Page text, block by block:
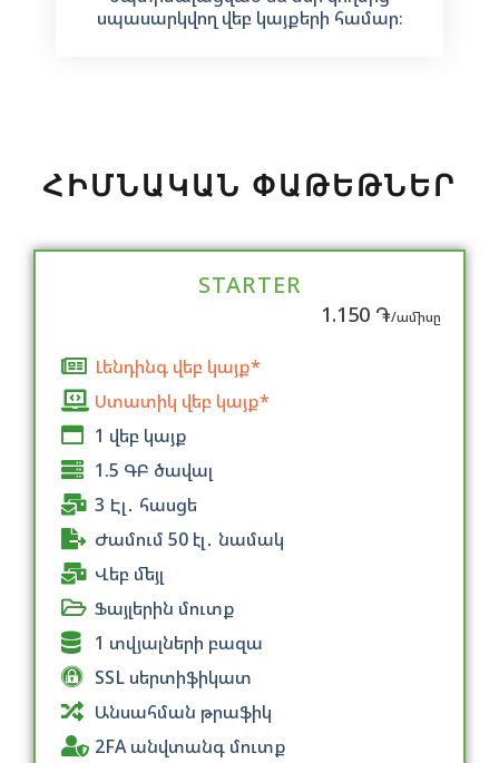
սպասարկվող վեբ կայքերի համար։
ՀԻՄՆԱԿԱՆ ՓԱԹԵԹՆԵՐ
STARTER
1.150 ֏/ամիսը
Լենդինգ վեբ կայք*
Ստատիկ վեբ կայք*
1 վեբ կայք
1.5 ԳԲ ծավալ
3 Էլ․ հասցե
Ժամում 50 էլ․ նամակ
Վեբ մեյլ
Ֆայլերին մուտք
1 տվյալների բազա
SSL սերտիֆիկատ
Անսահման թրաֆիկ
2FA անվտանգ մուտք